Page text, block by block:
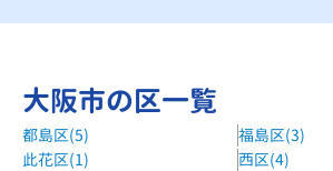
大阪市の区一覧
都島区(5)
福島区(3)
此花区(1)
西区(4)